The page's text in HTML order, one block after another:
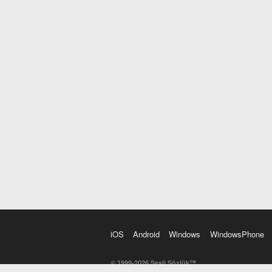
iOS Android Windows WindowsPhone
© 1999-2026 Sesli Sözlük™